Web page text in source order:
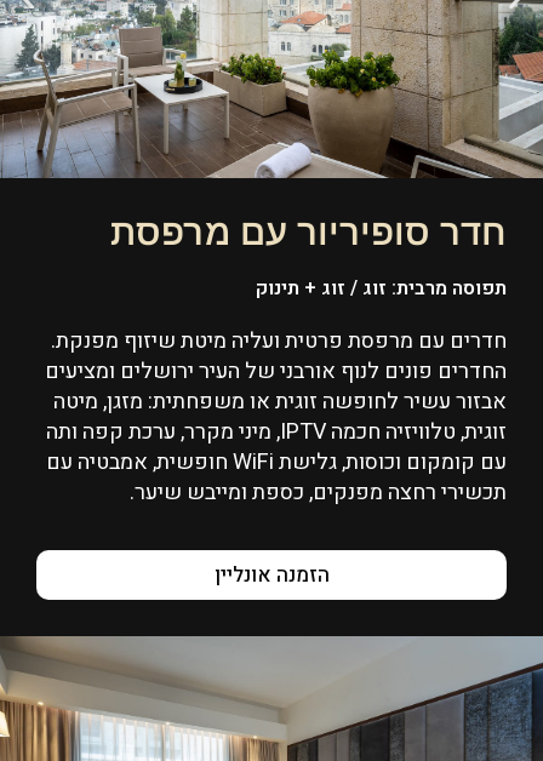
חדר סופיריור עם מרפסת
תפוסה מרבית: זוג / זוג + תינוק
חדרים עם מרפסת פרטית ועליה מיטת שיזוף מפנקת.
החדרים פונים לנוף אורבני של העיר ירושלים ומציעים
אבזור עשיר לחופשה זוגית או משפחתית: מזגן, מיטה
זוגית, טלוויזיה חכמה IPTV, מיני מקרר, ערכת קפה ותה
עם קומקום וכוסות, גלישת WiFi חופשית, אמבטיה עם
תכשירי רחצה מפנקים, כספת ומייבש שיער.
הזמנה אונליין